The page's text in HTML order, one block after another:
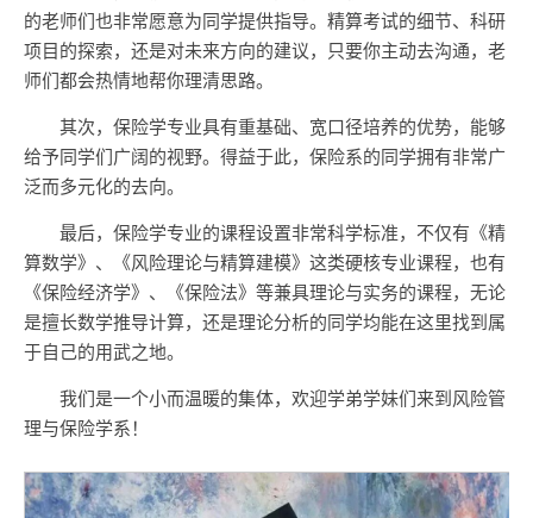
的老师们也非常愿意为同学提供指导。精算考试的细节、科研
项目的探索，还是对未来方向的建议，只要你主动去沟通，老
师们都会热情地帮你理清思路。
其次，保险学专业具有重基础、宽口径培养的优势，能够
给予同学们广阔的视野。得益于此，保险系的同学拥有非常广
泛而多元化的去向。
最后，保险学专业的课程设置非常科学标准，不仅有《精
算数学》、《风险理论与精算建模》这类硬核专业课程，也有
《保险经济学》、《保险法》等兼具理论与实务的课程，无论
是擅长数学推导计算，还是理论分析的同学均能在这里找到属
于自己的用武之地。
我们是一个小而温暖的集体，欢迎学弟学妹们来到风险管
理与保险学系！